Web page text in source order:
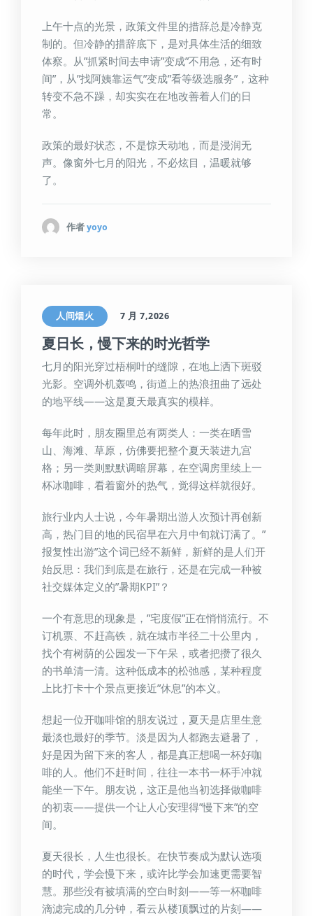
上午十点的光景，政策文件里的措辞总是冷静克
制的。但冷静的措辞底下，是对具体生活的细致
体察。从”抓紧时间去申请”变成”不用急，还有时
间”，从”找阿姨靠运气”变成”看等级选服务”，这种
转变不急不躁，却实实在在地改善着人们的日
常。
政策的最好状态，不是惊天动地，而是浸润无
声。像窗外七月的阳光，不必炫目，温暖就够
了。
作者 yoyo
人间烟火 7 月 7,2026
夏日长，慢下来的时光哲学
七月的阳光穿过梧桐叶的缝隙，在地上洒下斑驳
光影。空调外机轰鸣，街道上的热浪扭曲了远处
的地平线——这是夏天最真实的模样。
每年此时，朋友圈里总有两类人：一类在晒雪
山、海滩、草原，仿佛要把整个夏天装进九宫
格；另一类则默默调暗屏幕，在空调房里续上一
杯冰咖啡，看着窗外的热气，觉得这样就很好。
旅行业内人士说，今年暑期出游人次预计再创新
高，热门目的地的民宿早在六月中旬就订满了。”
报复性出游”这个词已经不新鲜，新鲜的是人们开
始反思：我们到底是在旅行，还是在完成一种被
社交媒体定义的”暑期KPI”？
一个有意思的现象是，”宅度假”正在悄悄流行。不
订机票、不赶高铁，就在城市半径二十公里内，
找个有树荫的公园发一下午呆，或者把攒了很久
的书单清一清。这种低成本的松弛感，某种程度
上比打卡十个景点更接近”休息”的本义。
想起一位开咖啡馆的朋友说过，夏天是店里生意
最淡也最好的季节。淡是因为人都跑去避暑了，
好是因为留下来的客人，都是真正想喝一杯好咖
啡的人。他们不赶时间，往往一本书一杯手冲就
能坐一下午。朋友说，这正是他当初选择做咖啡
的初衷——提供一个让人心安理得”慢下来”的空
间。
夏天很长，人生也很长。在快节奏成为默认选项
的时代，学会慢下来，或许比学会加速更需要智
慧。那些没有被填满的空白时刻——等一杯咖啡
滴滤完成的几分钟，看云从楼顶飘过的片刻——